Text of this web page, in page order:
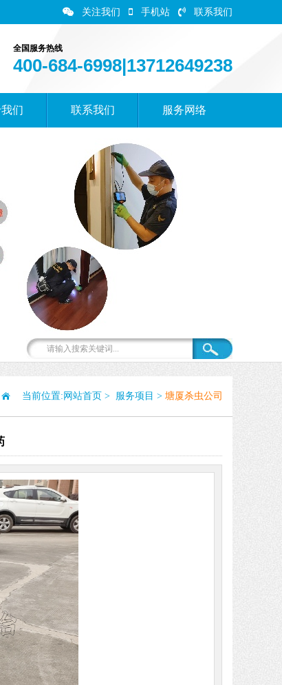
关注我们 手机站 联系我们
全国服务热线
400-684-6998|13712649238
们 联系我们 服务网络
当前位置: 网站首页 > 服务项目 > 塘厦杀虫公司